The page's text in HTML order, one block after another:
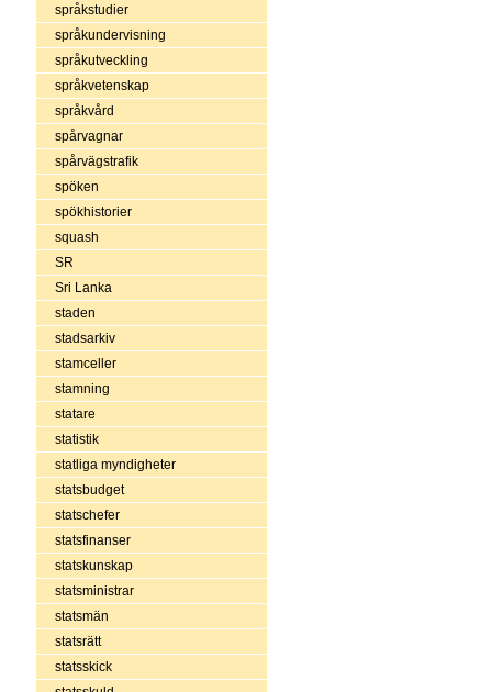
språkstudier
språkundervisning
språkutveckling
språkvetenskap
språkvård
spårvagnar
spårvägstrafik
spöken
spökhistorier
squash
SR
Sri Lanka
staden
stadsarkiv
stamceller
stamning
statare
statistik
statliga myndigheter
statsbudget
statschefer
statsfinanser
statskunskap
statsministrar
statsmän
statsrätt
statsskick